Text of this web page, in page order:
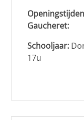
Gaucheret:
Schooljaar:
17u